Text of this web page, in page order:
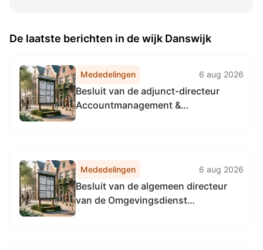
De laatste berichten in de wijk Danswijk
Mededelingen 6 aug 2026
Besluit van de adjunct-directeur
Accountmanagement &
2026, tot het vaststellen van de
Vervangingsregeling directie
Accountmanagement &
Bedrijfsvoering Omgevingsdienst...
Mededelingen 6 aug 2026
Besluit van de algemeen directeur
van de Omgevingsdienst